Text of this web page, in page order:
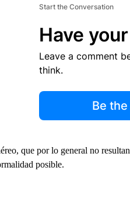
Start the Conversation
Have
Leave a comment
think.
Be
que por lo general no
posible.